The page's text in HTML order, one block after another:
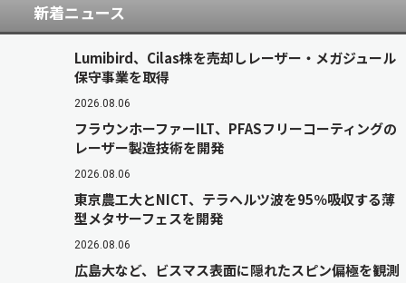
新着ニュース
Lumibird、Cilas株を売却しレーザー・メガジュール
保守事業を取得
2026.08.06
フラウンホーファーILT、PFASフリーコーティングの
レーザー製造技術を開発
2026.08.06
東京農工大とNICT、テラヘルツ波を95％吸収する薄
型メタサーフェスを開発
2026.08.06
広島大など、ビスマス表面に隠れたスピン偏極を観測